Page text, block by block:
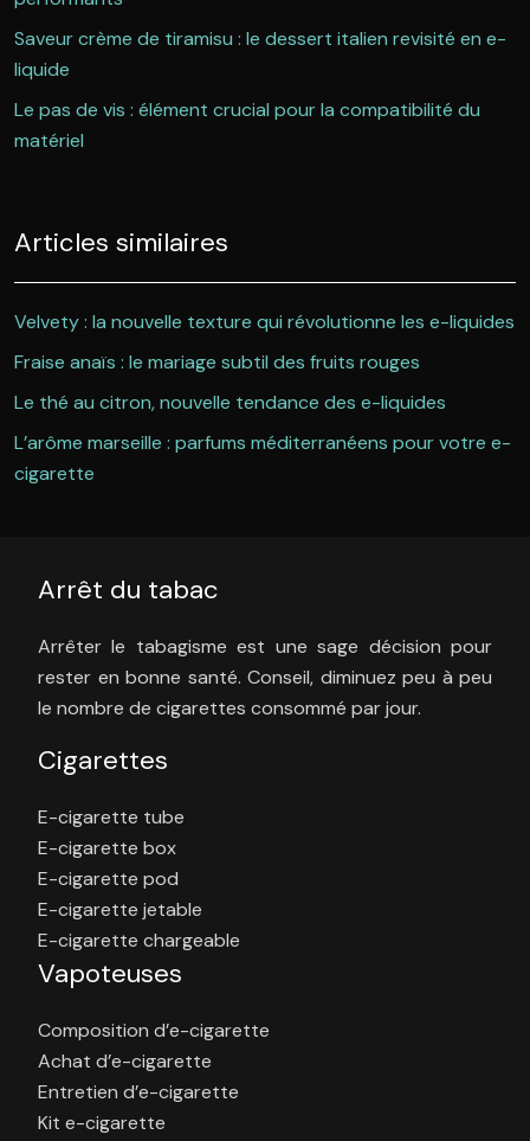
Saveur crème de tiramisu : le dessert italien revisité en e-
liquide
Le pas de vis : élément crucial pour la compatibilité du
matériel
Articles similaires
Velvety : la nouvelle texture qui révolutionne les e-liquides
Fraise anaïs : le mariage subtil des fruits rouges
Le thé au citron, nouvelle tendance des e-liquides
L’arôme marseille : parfums méditerranéens pour votre e-
cigarette
Arrêt du tabac
Arrêter le tabagisme est une sage décision pour
rester en bonne santé. Conseil, diminuez peu à peu
le nombre de cigarettes consommé par jour.
Cigarettes
E-cigarette tube
E-cigarette box
E-cigarette pod
E-cigarette jetable
E-cigarette chargeable
Vapoteuses
Composition d’e-cigarette
Achat d’e-cigarette
Entretien d’e-cigarette
Kit e-cigarette